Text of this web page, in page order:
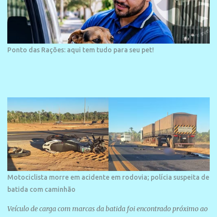
Ponto das Rações: aqui tem tudo para seu pet!
Motociclista morre em acidente em rodovia; polícia suspeita de
batida com caminhão
Veículo de carga com marcas da batida foi encontrado próximo ao